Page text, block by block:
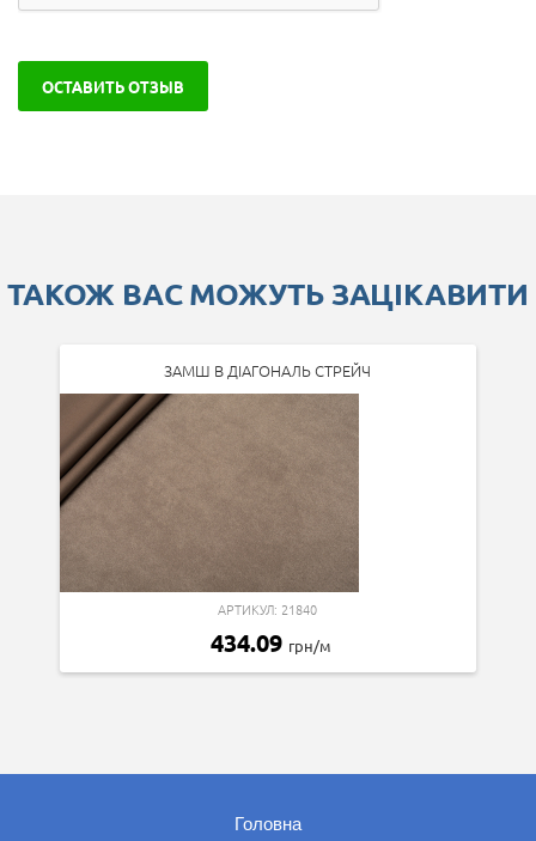
ОСТАВИТЬ ОТЗЫВ
ТАКОЖ ВАС МОЖУТЬ ЗАЦІКАВИТИ
ЗАМШ В ДІАГОНАЛЬ СТРЕЙЧ
АРТИКУЛ: 21840
434.09 грн/м
Головна